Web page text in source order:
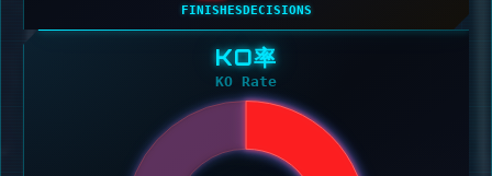
FINISHESDECISIONS
KO率
KO Rate